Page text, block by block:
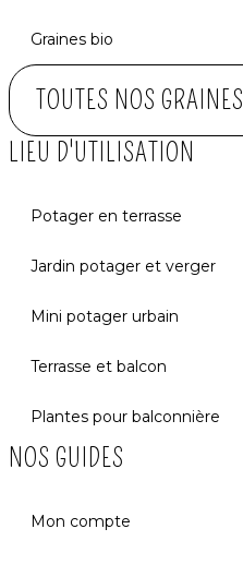
Graines bio
TOUTES NOS GRAINES
LIEU D'UTILISATION
Potager en terrasse
Jardin potager et verger
Mini potager urbain
Terrasse et balcon
Plantes pour balconnière
NOS GUIDES
Mon compte